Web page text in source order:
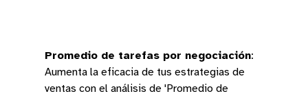
Promedio de tarefas por negociación:
Aumenta la eficacia de tus estrategias de
ventas con el análisis de 'Promedio de